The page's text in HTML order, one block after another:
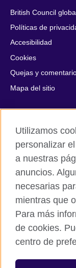
British Council
Políticas de
Accesibilidad
Cookies
Quejas y
Mapa del sitio
All cultural
Asociados A.C., a
cultural activities,
culture in Mexico,
understanding, the
advancement of
forms of
The United
relations and
A registered
Utilizamos
personalizar
a nuestras
anuncios.
necesarias
mientras que
Para más
de cookies.
centro de